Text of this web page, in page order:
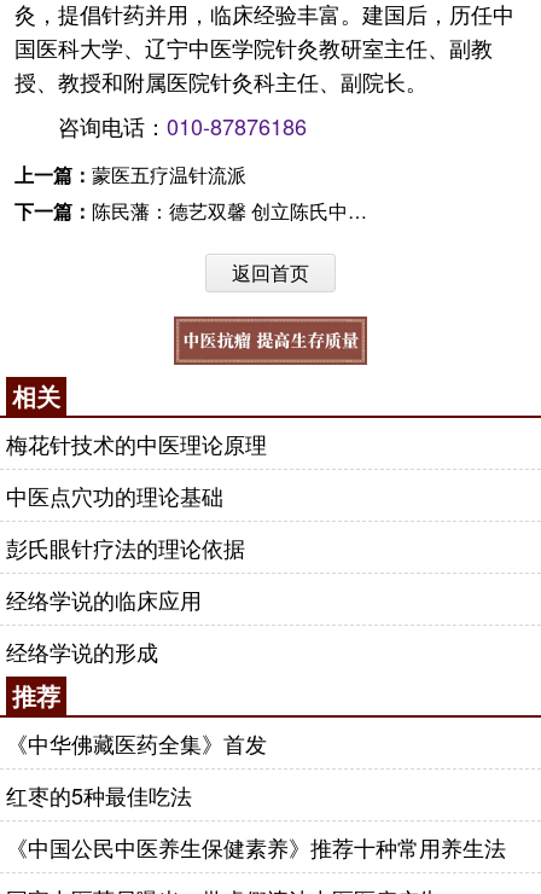
灸，提倡针药并用，临床经验丰富。建国后，历任中
国医科大学、辽宁中医学院针灸教研室主任、副教
授、教授和附属医院针灸科主任、副院长。
咨询电话： 010-87876186
上一篇： 蒙医五疗温针流派
下一篇： 陈民藩：德艺双馨 创立陈氏中医肛肠学术流派
返回首页
相关
梅花针技术的中医理论原理
中医点穴功的理论基础
彭氏眼针疗法的理论依据
经络学说的临床应用
经络学说的形成
推荐
《中华佛藏医药全集》首发
红枣的5种最佳吃法
《中国公民中医养生保健素养》推荐十种常用养生法